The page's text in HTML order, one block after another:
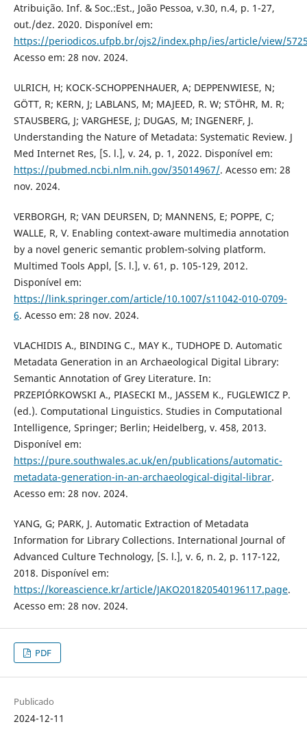
Atribuição. Inf. & Soc.:Est., João Pessoa, v.30, n.4, p. 1-27,
out./dez. 2020. Disponível em:
https://periodicos.ufpb.br/ojs2/index.php/ies/article/view/
Acesso em: 28 nov. 2024.
ULRICH, H; KOCK-SCHOPPENHAUER, A; DEPPENWIESE, N;
GÖTT, R; KERN, J; LABLANS, M; MAJEED, R. W; STÖHR, M. R;
STAUSBERG, J; VARGHESE, J; DUGAS, M; INGENERF, J.
Understanding the Nature of Metadata: Systematic Review. J
Med Internet Res, [S. l.], v. 24, p. 1, 2022. Disponível em:
https://pubmed.ncbi.nlm.nih.gov/35014967/. Acesso em: 28
nov. 2024.
VERBORGH, R; VAN DEURSEN, D; MANNENS, E; POPPE, C;
WALLE, R, V. Enabling context-aware multimedia annotation
by a novel generic semantic problem-solving platform.
Multimed Tools Appl, [S. l.], v. 61, p. 105-129, 2012.
Disponível em:
https://link.springer.com/article/10.1007/s11042-010-0709-
6. Acesso em: 28 nov. 2024.
VLACHIDIS A., BINDING C., MAY K., TUDHOPE D. Automatic
Metadata Generation in an Archaeological Digital Library:
Semantic Annotation of Grey Literature. In:
PRZEPIÓRKOWSKI A., PIASECKI M., JASSEM K., FUGLEWICZ P.
(ed.). Computational Linguistics. Studies in Computational
Intelligence, Springer; Berlin; Heidelberg, v. 458, 2013.
Disponível em:
https://pure.southwales.ac.uk/en/publications/automatic-
metadata-generation-in-an-archaeological-digital-librar.
Acesso em: 28 nov. 2024.
YANG, G; PARK, J. Automatic Extraction of Metadata
Information for Library Collections. International Journal of
Advanced Culture Technology, [S. l.], v. 6, n. 2, p. 117-122,
2018. Disponível em:
https://koreascience.kr/article/JAKO201820540196117.page.
Acesso em: 28 nov. 2024.
PDF
Publicado
2024-12-11